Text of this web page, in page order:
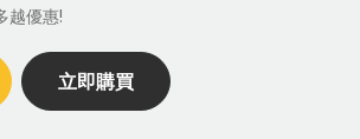
越優惠!
立即購買